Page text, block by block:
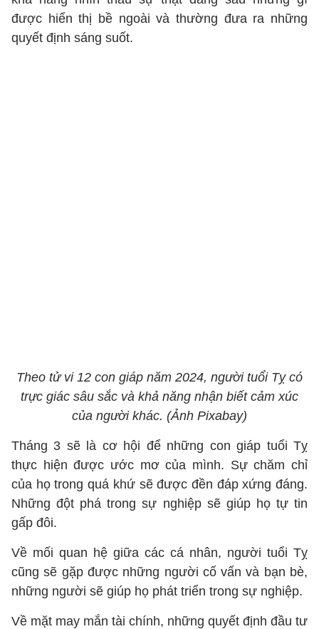
được hiển thị bề ngoài và thường đưa ra những
quyết định sáng suốt.
Theo tử vi 12 con giáp năm 2024, người tuổi Tỵ có
trực giác sâu sắc và khả năng nhận biết cảm xúc
của người khác. (Ảnh Pixabay)
Tháng 3 sẽ là cơ hội để những con giáp tuổi Tỵ
thực hiện được ước mơ của mình. Sự chăm chỉ
của họ trong quá khứ sẽ được đền đáp xứng đáng.
Những đột phá trong sự nghiệp sẽ giúp họ tự tin
gấp đôi.
Về mối quan hệ giữa các cá nhân, người tuổi Tỵ
cũng sẽ gặp được những người cố vấn và bạn bè,
những người sẽ giúp họ phát triển trong sự nghiệp.
Về mặt may mắn tài chính, những quyết định đầu tư